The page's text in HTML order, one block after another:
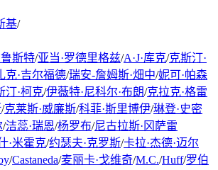
基/
斯特/亚当·罗德里格兹/A·J·库克/克斯汀·
克·吉尔福德/瑞安-詹姆斯·畑中/妮可·帕森
汀·柯克/伊薇特·尼科尔·布朗/克拉克·格雷
/克莱斯·威廉斯/科菲·斯里博伊/琳登·史密
/洁蕊·瑞恩/杨罗布/尼古拉斯·冈萨雷
·米霍克/约瑟夫·克罗斯/卡拉·杰德·迈尔
/Castaneda/麦丽卡·戈维奇/M.C./Huff/罗伯